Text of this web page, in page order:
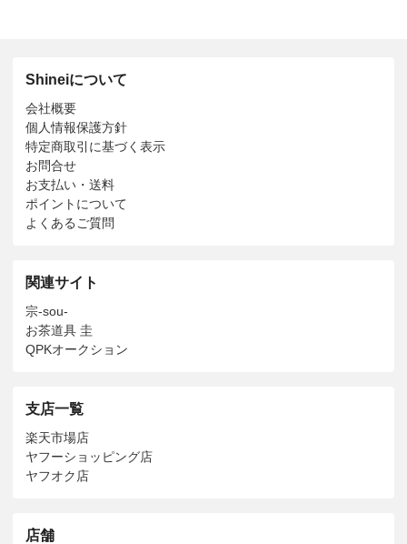
Shineiについて
会社概要
個人情報保護方針
特定商取引に基づく表示
お問合せ
お支払い・送料
ポイントについて
よくあるご質問
関連サイト
宗-sou-
お茶道具 圭
QPKオークション
支店一覧
楽天市場店
ヤフーショッピング店
ヤフオク店
店舗